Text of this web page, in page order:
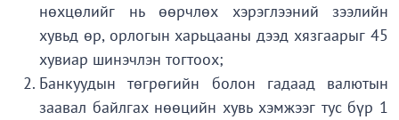
нөхцөлийг нь өөрчлөх хэрэглээний зээлийн
хувьд өр, орлогын харьцааны дээд хязгаарыг 45
хувиар шинэчлэн тогтоох;
Банкуудын төгрөгийн болон гадаад валютын
заавал байлгах нөөцийн хувь хэмжээг тус бүр 1